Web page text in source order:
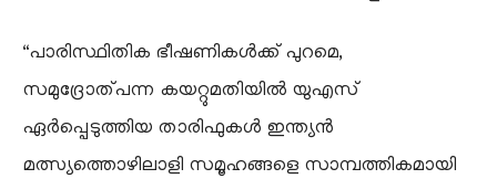
“പാരിസ്ഥിതിക ഭീഷണികൾക്ക് പുറമെ,
സമുദ്രോത്പന്ന കയറ്റുമതിയിൽ യുഎസ്
ഏർപ്പെടുത്തിയ താരിഫുകൾ ഇന്ത്യൻ
മത്സ്യത്തൊഴിലാളി സമൂഹങ്ങളെ സാമ്പത്തികമായി